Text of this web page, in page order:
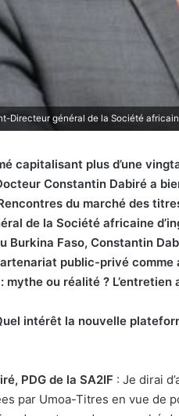
Directeur général de la Société
capitalisant plus d’une
Constantin Dabiré a
du marché des
de la Société africaine
Burkina Faso, Constantin
public-privé
mythe ou réalité ?
intérêt la nouvelle
PDG de la SA2IF : Je dirai
par Umoa-Titres en vue de